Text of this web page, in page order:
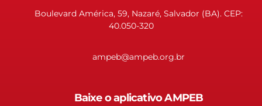
Boulevard América, 59, Nazaré, Salvador (BA). CEP:
40.050-320
ampeb@ampeb.org.br
Baixe o aplicativo AMPEB